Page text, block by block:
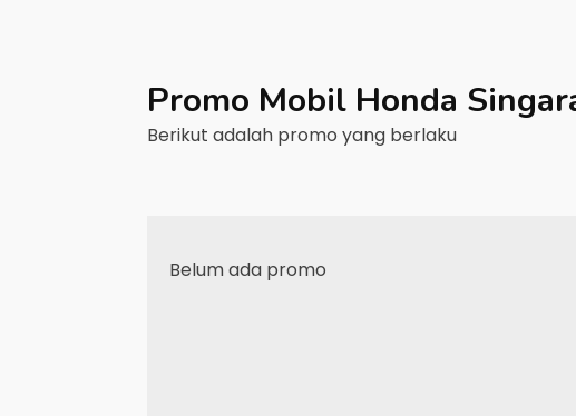
Promo Mobil Honda
Berikut adalah promo yang berlaku
Belum ada promo